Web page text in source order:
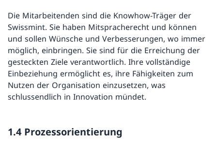
Die Mitarbeitenden sind die Knowhow-Träger der
Swissmint. Sie haben Mitspracherecht und können
und sollen Wünsche und Verbesserungen, wo immer
möglich, einbringen. Sie sind für die Erreichung der
gesteckten Ziele verantwortlich. Ihre vollständige
Einbeziehung ermöglicht es, ihre Fähigkeiten zum
Nutzen der Organisation einzusetzen, was
schlussendlich in Innovation mündet.
1.4 Prozessorientierung